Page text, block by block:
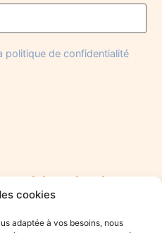
cookies
adaptée à vos besoins, nous
praticiens du mieux-
? Rejoignez le collectif
politique de confidentialité